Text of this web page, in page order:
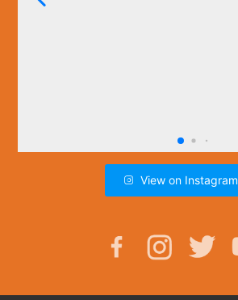
View on Instagram